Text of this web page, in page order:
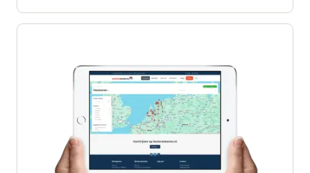
Arbeitssuchenden zu präsentieren. Machen Sie
Unternehmensinformationen, Mission und